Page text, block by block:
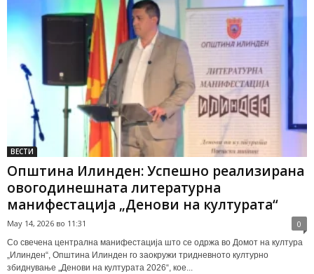
ВЕСТИ
Општина Илинден: Успешно реализирана
овогодинешната литературна
манифестација „Денови на културата“
May 14, 2026 во 11:31 0
Со свечена централна манифестација што се одржа во Домот на култура
„Илинден“, Општина Илинден го заокружи тридневното културно
збиднување „Денови на културата 2026“, кое...